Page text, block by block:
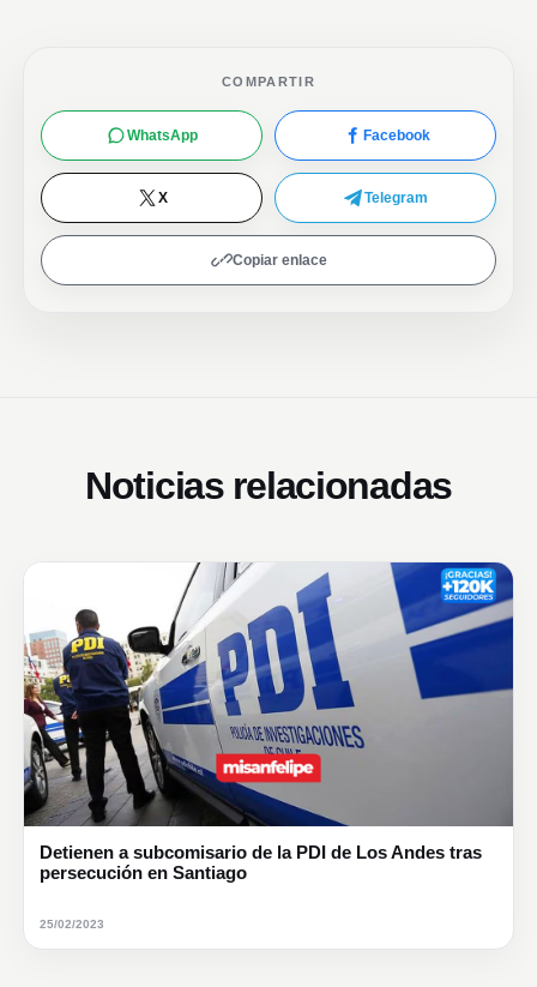
COMPARTIR
WhatsApp Facebook
X Telegram
Copiar enlace
Noticias relacionadas
Detienen a subcomisario de la PDI de Los Andes tras
persecución en Santiago
25/02/2023